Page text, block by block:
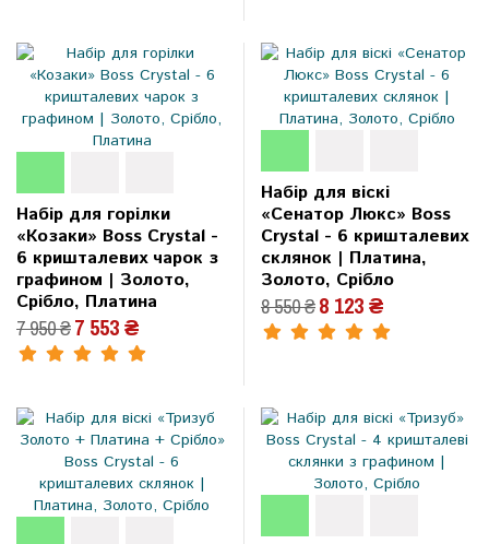
Набір для горілки
«Козаки» Boss Crystal -
6 кришталевих чарок з
графином | Золото,
Срібло, Платина
7 950 ₴7 553 ₴
Набір для віскі
«Сенатор Люкс» Boss
Crystal - 6 кришталевих
склянок | Платина,
Золото, Срібло
8 550 ₴8 123 ₴